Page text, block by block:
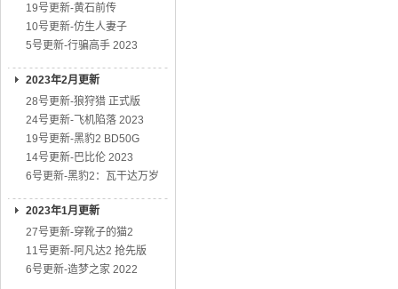
19号更新-黄石前传
10号更新-仿生人妻子
5号更新-行骗高手 2023
2023年2月更新
28号更新-狼狩猎 正式版
24号更新-飞机陷落 2023
19号更新-黑豹2 BD50G
14号更新-巴比伦 2023
6号更新-黑豹2：瓦干达万岁
2023年1月更新
27号更新-穿靴子的猫2
11号更新-阿凡达2 抢先版
6号更新-造梦之家 2022